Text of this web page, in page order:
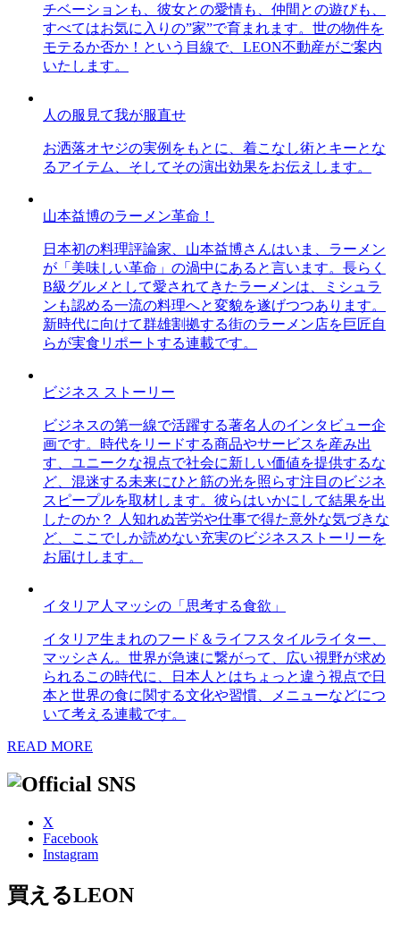
チベーションも、彼女との愛情も、仲間との遊びも、
すべてはお気に入りの”家”で育まれます。世の物件を
モテるか否か！という目線で、LEON不動産がご案内
いたします。
人の服見て我が服直せ
お洒落オヤジの実例をもとに、着こなし術とキーとな
るアイテム、そしてその演出効果をお伝えします。
山本益博のラーメン革命！
日本初の料理評論家、山本益博さんはいま、ラーメン
が「美味しい革命」の渦中にあると言います。長らく
B級グルメとして愛されてきたラーメンは、ミシュラ
ンも認める一流の料理へと変貌を遂げつつあります。
新時代に向けて群雄割拠する街のラーメン店を巨匠自
らが実食リポートする連載です。
ビジネス ストーリー
ビジネスの第一線で活躍する著名人のインタビュー企
画です。時代をリードする商品やサービスを産み出
す、ユニークな視点で社会に新しい価値を提供するな
ど、混迷する未来にひと筋の光を照らす注目のビジネ
スピープルを取材します。彼らはいかにして結果を出
したのか？ 人知れぬ苦労や仕事で得た意外な気づきな
ど、ここでしか読めない充実のビジネスストーリーを
お届けします。
イタリア人マッシの「思考する食欲」
イタリア生まれのフード＆ライフスタイルライター、
マッシさん。世界が急速に繋がって、広い視野が求め
られるこの時代に、日本人とはちょっと違う視点で日
本と世界の食に関する文化や習慣、メニューなどにつ
いて考える連載です。
READ MORE
X
Facebook
Instagram
買えるLEON